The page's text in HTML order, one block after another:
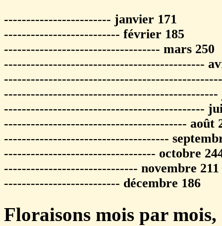
------------------------ janvier 171
-------------------------- février 185
----------------------------------- mars 250
---------------------------------------------
------------------------------------------------
---------------------------------------------
----------------------------------------- août
-------------------------------------
---------------------------------- octobre
------------------------------ novembre 211
-------------------------- décembre 186
Floraisons mois par mois,